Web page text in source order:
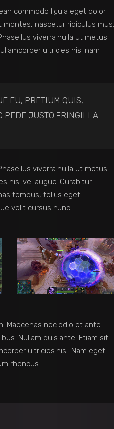
commodo ligula eget dolor.
nascetur ridiculus mus.
viverra nulla ut metus
ultricies nisi nam
EU, PRETIUM QUIS,
PEDE JUSTO FRINGILLA
viverra nulla ut metus
nisi vel augue. Curabitur
tempus, tellus eget
velit cursus nunc.
Maecenas nec odio et ante
Nullam quis ante. Etiam sit
ultricies nisi. Nam eget
rhoncus.